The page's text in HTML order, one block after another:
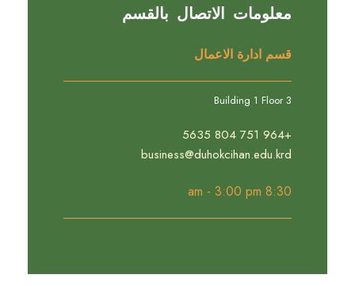
معلومات الاتصال بالقسم
قسم ادارة الاعمال
Building 1 Floor 3
+964 751 804 5635
business@duhokcihan.edu.krd
8:30 am - 3:00 pm